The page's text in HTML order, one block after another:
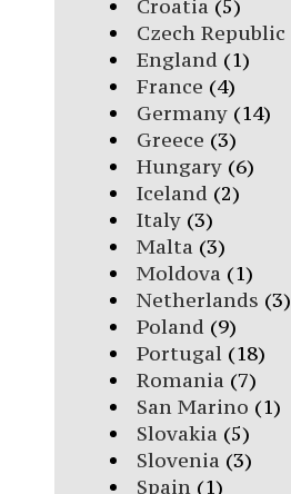
Croatia (5)
Czech Republic
England (1)
France (4)
Germany(14)
Greece (3)
Hungary(6)
Iceland (2)
Italy(3)
Malta (3)
Moldova (1)
Netherlands (3)
Poland (9)
Portugal(18)
Romania (7)
San Marino (1)
Slovakia (5)
Slovenia (3)
Spain(1)